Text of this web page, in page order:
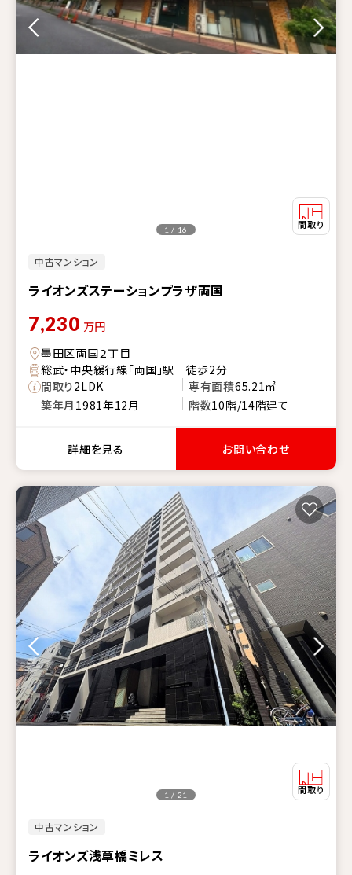
中古マンション
ライオンズステーションプラザ両国
1 / 16
7,230 万円
墨田区両国２丁目
総武・中央緩行線「両国」駅 徒歩2分
間取り2LDK 専有面積65.21㎡
築年月 1981年12月 階数10階/14階建て
詳細を見る お問い合わせ
中古マンション
ライオンズ浅草橋ミレス
1 / 21